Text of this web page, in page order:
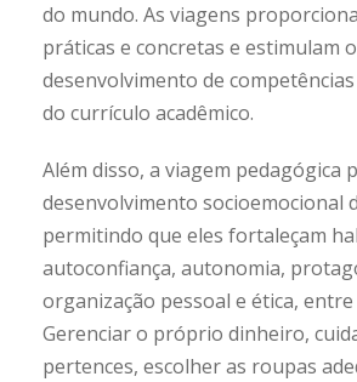
do mundo. As viagens
práticas e concretas e estimulam o
desenvolvimento de
do currículo acadêmico.
Além disso, a viagem pedagógica
desenvolvimento socioemocional
permitindo que eles fortaleçam
autoconfiança, autonomia,
organização pessoal e ética,
Gerenciar o próprio dinheiro,
pertences, escolher as roupas